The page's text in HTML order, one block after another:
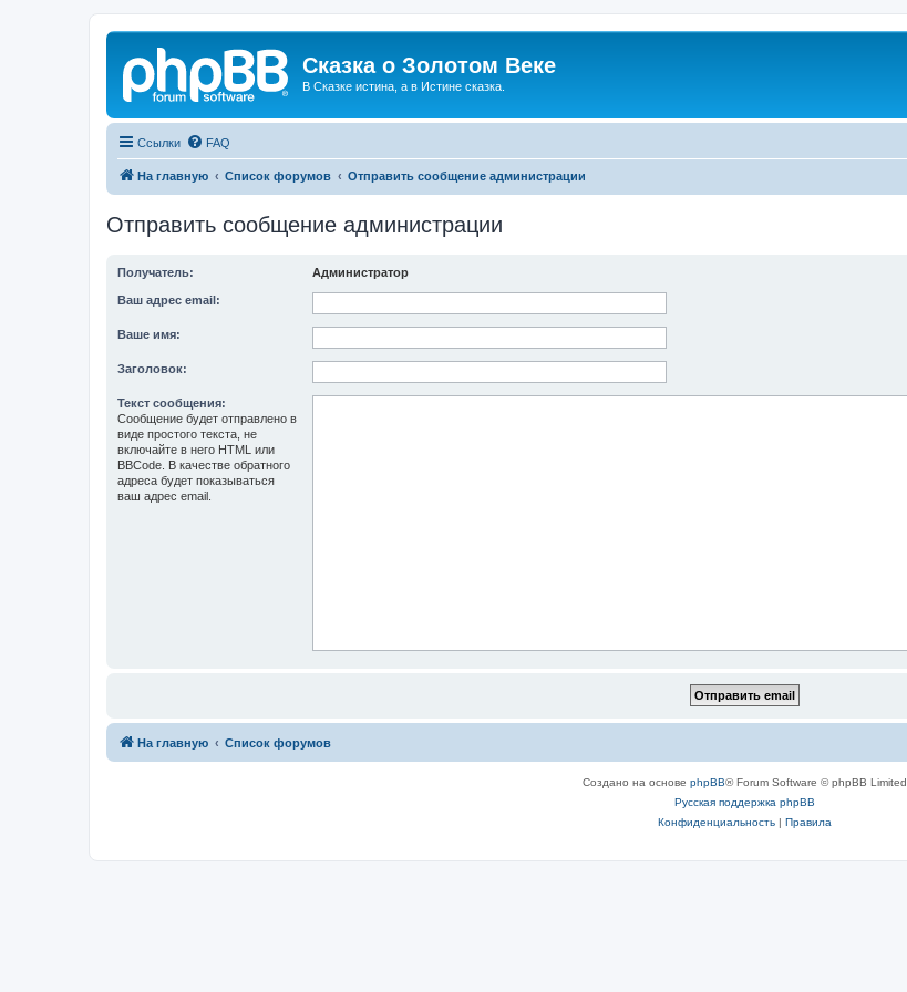
Сказка о Золотом Веке
В Сказке истина, а в Истине сказка.
Ссылки FAQ
На главную Список форумов Отправить сообщение администрации
Отправить сообщение администрации
Получатель: Администратор
Ваш адрес email:
Ваше имя:
Заголовок:
Текст сообщения:
Сообщение будет отправлено в
виде простого текста, не
включайте в него HTML или
BBCode. В качестве обратного
адреса будет показываться
ваш адрес email.
На главную Список форумов
Создано на основе phpBB® Forum Software © phpBB Limited
Русская поддержка phpBB
Конфиденциальность| Правила